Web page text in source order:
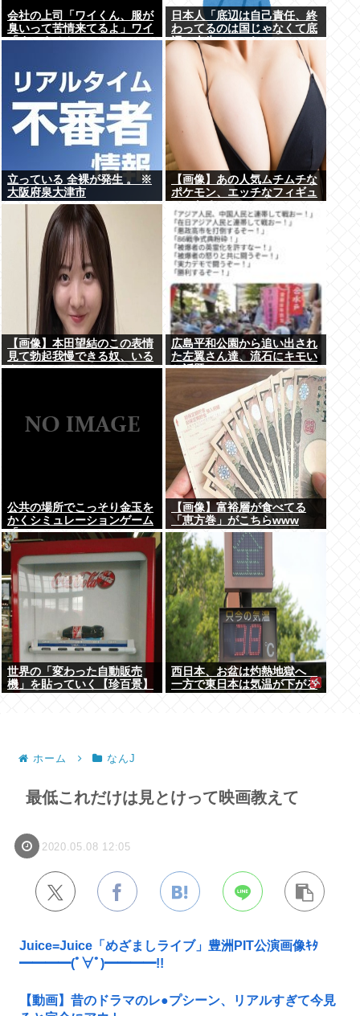
会社の上司「ワイくん、服が
臭いって苦情来てるよ」ワイ
「すいません」
日本人「底辺は自己責任、終
わってるのは国じゃなくて底
辺の人生」←これ
立っている 全裸が発生 。 ※
大阪府泉大津市
【画像】あの人気ムチムチな
ポケモン、エッチなフィギュ
【画像】本田望結のこの表情
見て勃起我慢できる奴、いる
ん？
広島平和公園から追い出され
た左翼さん達、流石にキモい
と話題に
公共の場所でこっそり金玉を
かくシミュレーションゲーム
「Ball Scratch Simulator」
がSteamで発表される
【画像】富裕層が食べてる
「恵方巻」がこちらwww
世界の「変わった自動販売
機」を貼っていく【珍百景】
西日本、お盆は灼熱地獄へ
一方で東日本は気温が下がる
ホーム なんJ
最低これだけは見とけって映画教えて
2020.05.08 12:05
Juice=Juice「めざましライブ」豊洲PIT公演画像ｷﾀ
━━━━(ﾟ∀ﾟ)━━━━!!
【動画】昔のドラマのレ●プシーン、リアルすぎて今見